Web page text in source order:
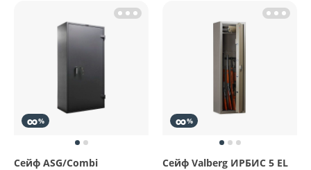
∞%
Сейф ASG/Combi
∞%
Сейф Valberg ИРБИС 5 EL